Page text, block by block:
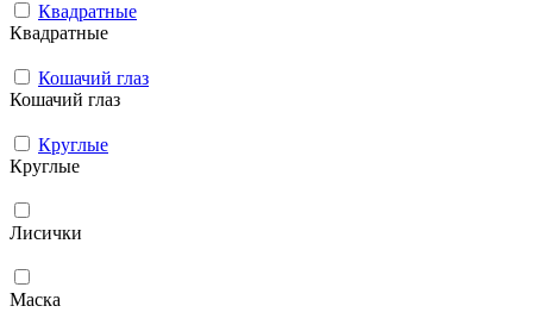
Квадратные
Квадратные
Кошачий глаз
Кошачий глаз
Круглые
Круглые
Лисички
Маска